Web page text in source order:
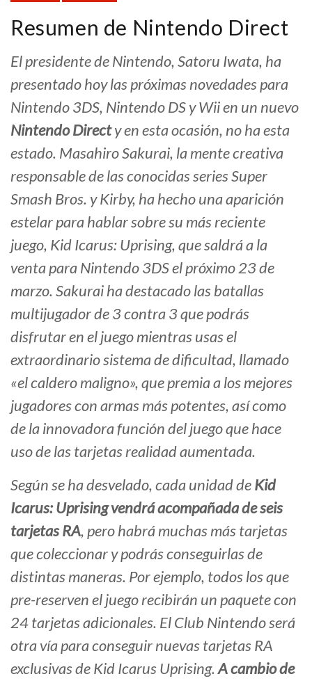
Resumen de Nintendo Direct
El presidente de Nintendo, Satoru Iwata, ha
presentado hoy las próximas novedades para
Nintendo 3DS, Nintendo DS y Wii en un nuevo
Nintendo Directy en esta ocasión, no ha esta
estado. Masahiro Sakurai, la mente creativa
responsable de las conocidas series Super
Smash Bros. y Kirby, ha hecho una aparición
estelar para hablar sobre su más reciente
juego, Kid Icarus: Uprising, que saldrá a la
venta para Nintendo 3DS el próximo 23 de
marzo. Sakurai ha destacado las batallas
multijugador de 3 contra 3 que podrás
disfrutar en el juego mientras usas el
extraordinario sistema de dificultad, llamado
«el caldero maligno», que premia a los mejores
jugadores con armas más potentes, así como
de la innovadora función del juego que hace
uso de las tarjetas realidad aumentada.
Según se ha desvelado, cada unidad deKid
Icarus: Uprising vendrá acompañada de seis
tarjetas RA, pero habrá muchas más tarjetas
que coleccionar y podrás conseguirlas de
distintas maneras. Por ejemplo, todos los que
pre-reserven el juego recibirán un paquete con
24 tarjetas adicionales. El Club Nintendo será
otra vía para conseguir nuevas tarjetas RA
exclusivas de Kid Icarus Uprising.A cambio de